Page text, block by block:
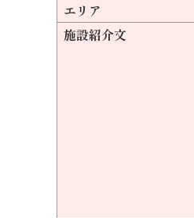
エリア
施設紹介文